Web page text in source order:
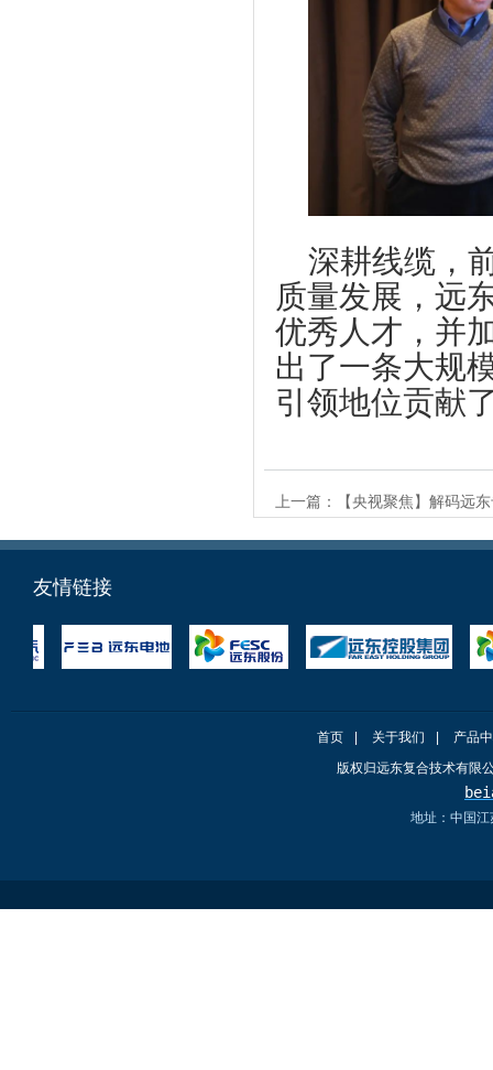
深耕线缆，
质量发展，远
优秀人才，并
出了一条大规
引领地位贡献
上一篇： 【央视聚焦】解码远
友情链接
首页 关于我们
产品
版权归远东复合技术有限
地址：中国江